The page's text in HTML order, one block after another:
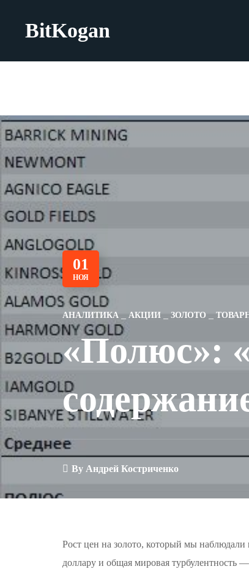
BitKogan
01
НОЯ
АНАЛИТИКА АКЦИИ ЗОЛОТО
«Полюс»:
By Андрей Костриченко
Рост цен на золото, который мы наблюдали
доллару и общая мировая турбулентность